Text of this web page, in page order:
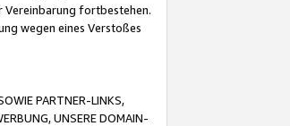
Vereinbarung fortbestehen.
wegen eines Verstoßes
PARTNER-LINKS,
UNSERE DOMAIN-